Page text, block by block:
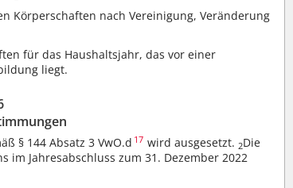
Körperschaften nach Vereinigung, Veränderung
für das Haushaltsjahr, das vor einer
liegt.
§ 144 Absatz 3 VwO.d 17 wird ausgesetzt. 2Die
Jahresabschluss zum 31. Dezember 2022